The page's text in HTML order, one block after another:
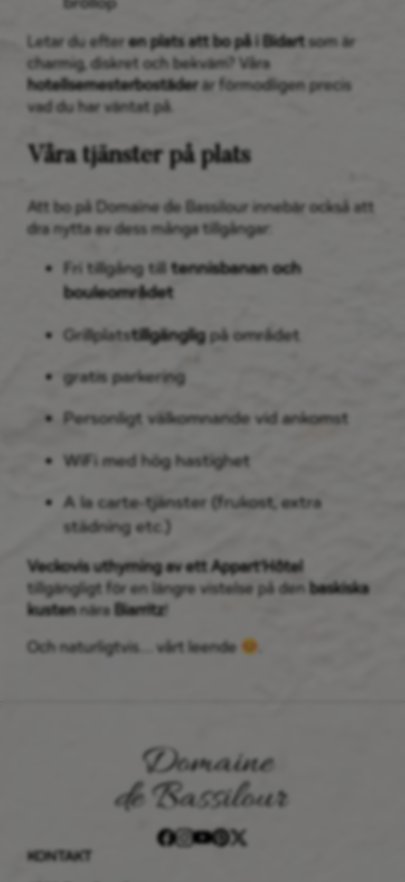
Letar du efteren plats att bo på i Bidartsom är
charmig, diskret och bekväm? Våra
hotellsemesterbostäderär förmodligen precis
vad du har väntat på.
Våra tjänster på plats
Att bo på Domaine de Bassilour innebär också att
dra nytta av dess många tillgångar:
Fri tillgång till tennisbanan och
bouleområdet
Grillplatstillgängligpå området
gratis parkering
Personligt välkomnande vid ankomst
WiFi med hög hastighet
A la carte-tjänster (frukost, extra
städning etc.)
Veckovis uthyrning av ett Appart’Hôtel
tillgängligt för en längre vistelse på den baskiska
kustennäraBiarritz!
Och naturligtvis… vårt leende
KONTAKT